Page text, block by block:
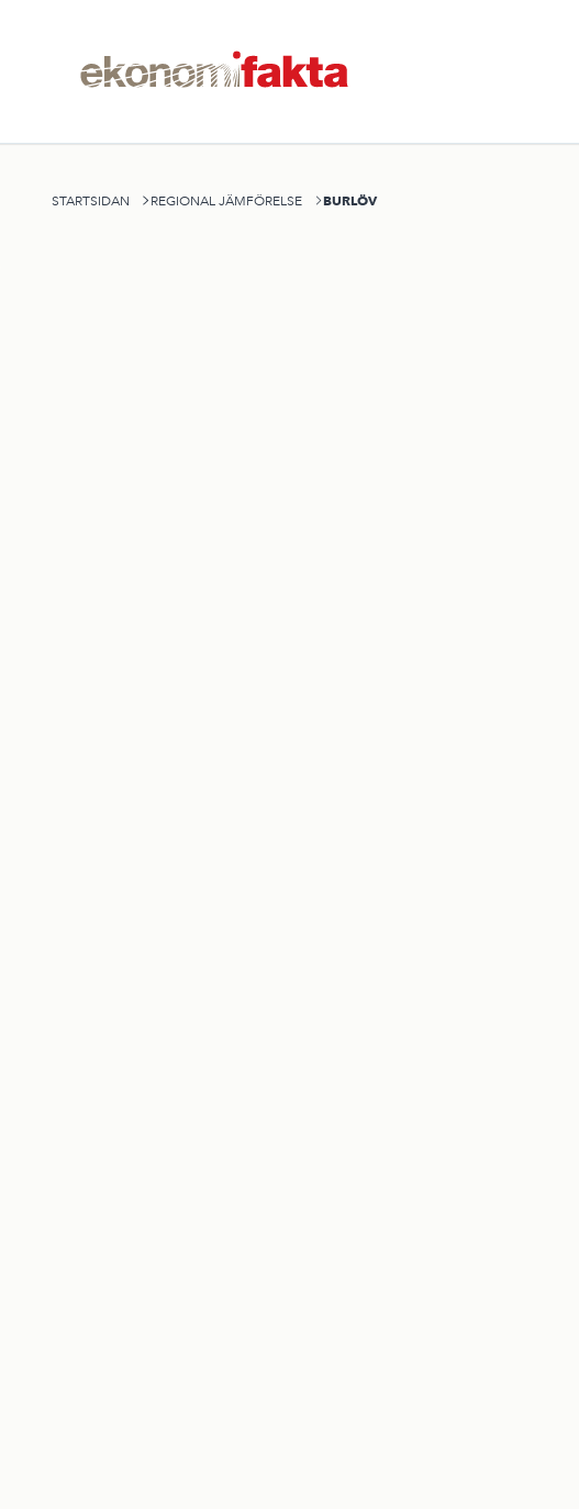
STARTSIDAN REGIONAL JÄMFÖRELSE BURLÖV